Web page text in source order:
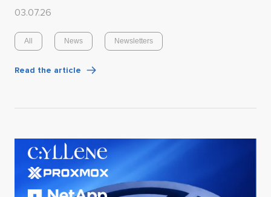
03.07.26
All News Newsletters
Read the article